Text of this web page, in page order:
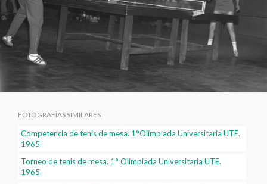
FOTOGRAFÍAS SIMILARES
Competencia de tenis de mesa. 1°Olimpiada Universitaria UTE.
1965.
Torneo de tenis de mesa. 1° Olimpiada Universitaria UTE.
1965.